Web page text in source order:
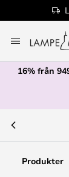
till
innehållet
16% från
Produkter